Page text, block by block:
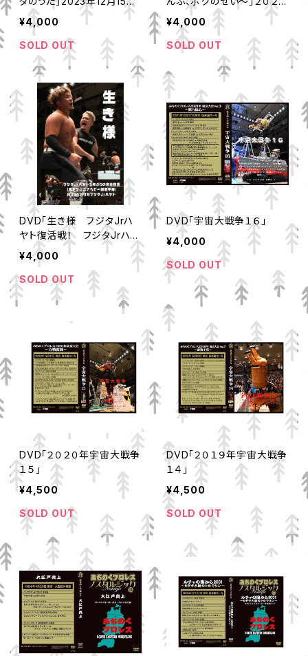
後楽園
¥4,000
SOLD OUT
年１２月１５日後楽園ホー
¥4,000
SOLD OUT
DVD「生き様 フジタJrハ
ヤト復活戦！ フジタJrハヤ
ト対MUSASHI ２０２２年
７月１日後楽園ホール」
¥4,000
SOLD OUT
DVD「宇宙大戦争１６」
¥4,000
SOLD OUT
DVD「２０２０年宇宙大戦争
１５」
¥4,500
SOLD OUT
DVD「２０１９年宇宙大戦争
１４」
¥4,500
SOLD OUT